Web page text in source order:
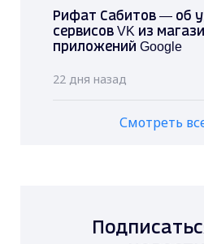
Рифат Сабитов — об
сервисов VK из
приложений Google
22 дня назад
Смотреть